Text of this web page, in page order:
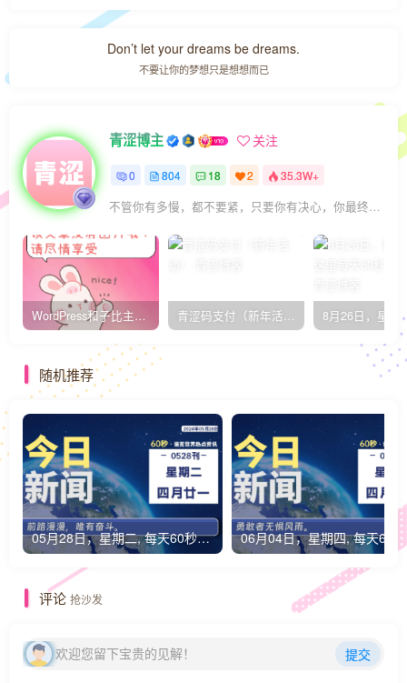
Don’t let your dreams be dreams.
不要让你的梦想只是想想而已
青涩博主 关注
0 804 18 2 35.3W+
不管你有多慢，都不要紧，只要你有决心，你最终都会到达想去的地方
WordPress和子比主题模板&网站美化方法教程-已更新到:23-01-8 青涩码支付（新年活动）
随机推荐
05月28日，星期二, 每天60秒读懂全世界！
评论 抢沙发
欢迎您留下宝贵的见解！ 提交